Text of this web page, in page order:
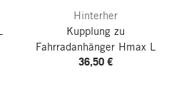
Hinterher
Kupplung zu
Fahrradanhänger Hmax L
36,50 €